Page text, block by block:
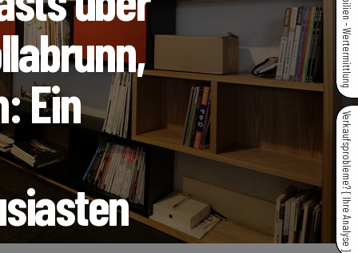
Ein
Immobilien - Wertermittlung
Verkaufsprobleme? { Ihre Analyse }